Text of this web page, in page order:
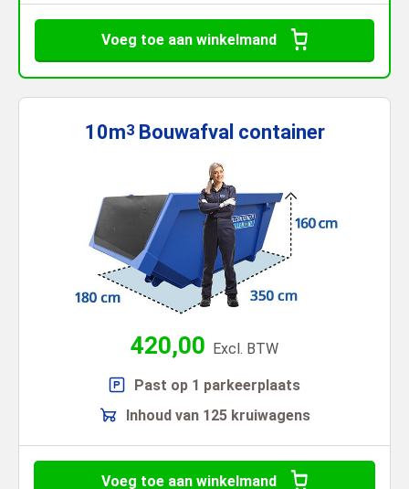
Voeg toe aan winkelmand
10m3 Bouwafval container
420,00 Excl. BTW
Past op 1 parkeerplaats
Inhoud van 125 kruiwagens
Voeg toe aan winkelmand